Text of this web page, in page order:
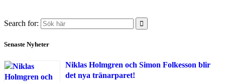
Search for:
Senaste Nyheter
Niklas Holmgren och Simon Folkesson blir
det nya tränarparet!